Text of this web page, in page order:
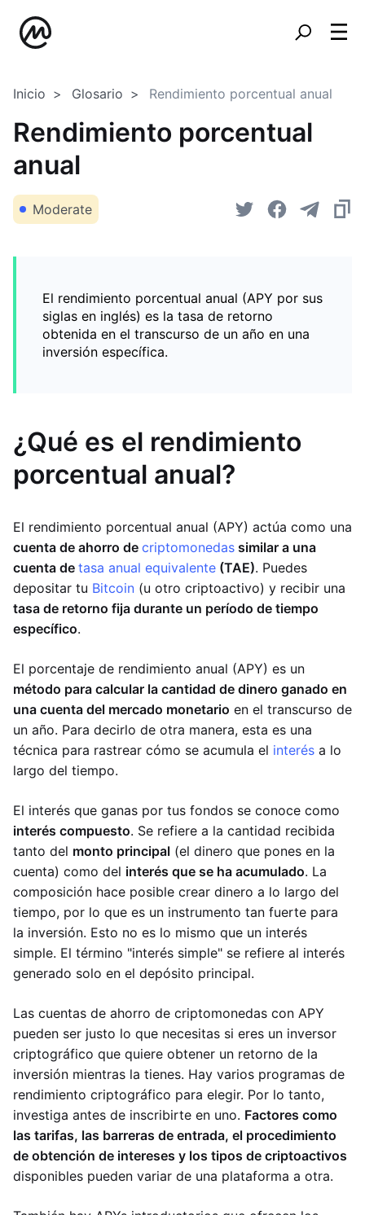
Inicio Glosario Rendimiento porcentual anual
Rendimiento porcentual
anual
Moderate
El rendimiento porcentual anual (APY por sus
siglas en inglés) es la tasa de retorno
obtenida en el transcurso de un año en una
inversión específica.
¿Qué es el rendimiento
porcentual anual?
El rendimiento porcentual anual (APY) actúa como una
cuenta de ahorro de criptomonedas similar a una
cuenta de tasa anual equivalente (TAE). Puedes
depositar tu Bitcoin (u otro criptoactivo) y recibir una
tasa de retorno fija durante un período de tiempo
específico.
El porcentaje de rendimiento anual (APY) es un
método para calcular la cantidad de dinero ganado en
una cuenta del mercado monetario en el transcurso de
un año. Para decirlo de otra manera, esta es una
técnica para rastrear cómo se acumula el interés a lo
largo del tiempo.
El interés que ganas por tus fondos se conoce como
interés compuesto. Se refiere a la cantidad recibida
tanto del monto principal (el dinero que pones en la
cuenta) como del interés que se ha acumulado. La
composición hace posible crear dinero a lo largo del
tiempo, por lo que es un instrumento tan fuerte para
la inversión. Esto no es lo mismo que un interés
simple. El término "interés simple" se refiere al interés
generado solo en el depósito principal.
Las cuentas de ahorro de criptomonedas con APY
pueden ser justo lo que necesitas si eres un inversor
criptográfico que quiere obtener un retorno de la
inversión mientras la tienes. Hay varios programas de
rendimiento criptográfico para elegir. Por lo tanto,
investiga antes de inscribirte en uno. Factores como
las tarifas, las barreras de entrada, el procedimiento
de obtención de intereses y los tipos de criptoactivos
disponibles pueden variar de una plataforma a otra.